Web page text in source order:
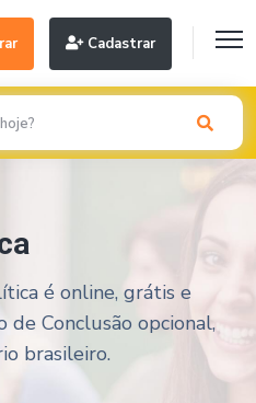
Cadastrar
é online, grátis e
de Conclusão opcional,
brasileiro.